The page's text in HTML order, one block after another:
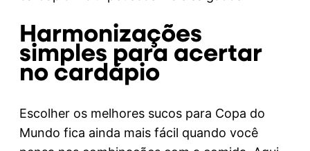
Harmonizações
simples para acertar
no cardápio
Escolher os melhores sucos para Copa do
Mundo fica ainda mais fácil quando você